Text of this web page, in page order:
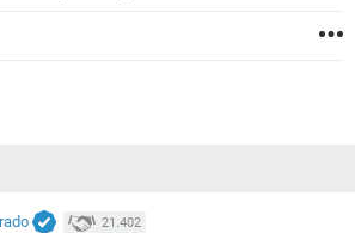
21.402